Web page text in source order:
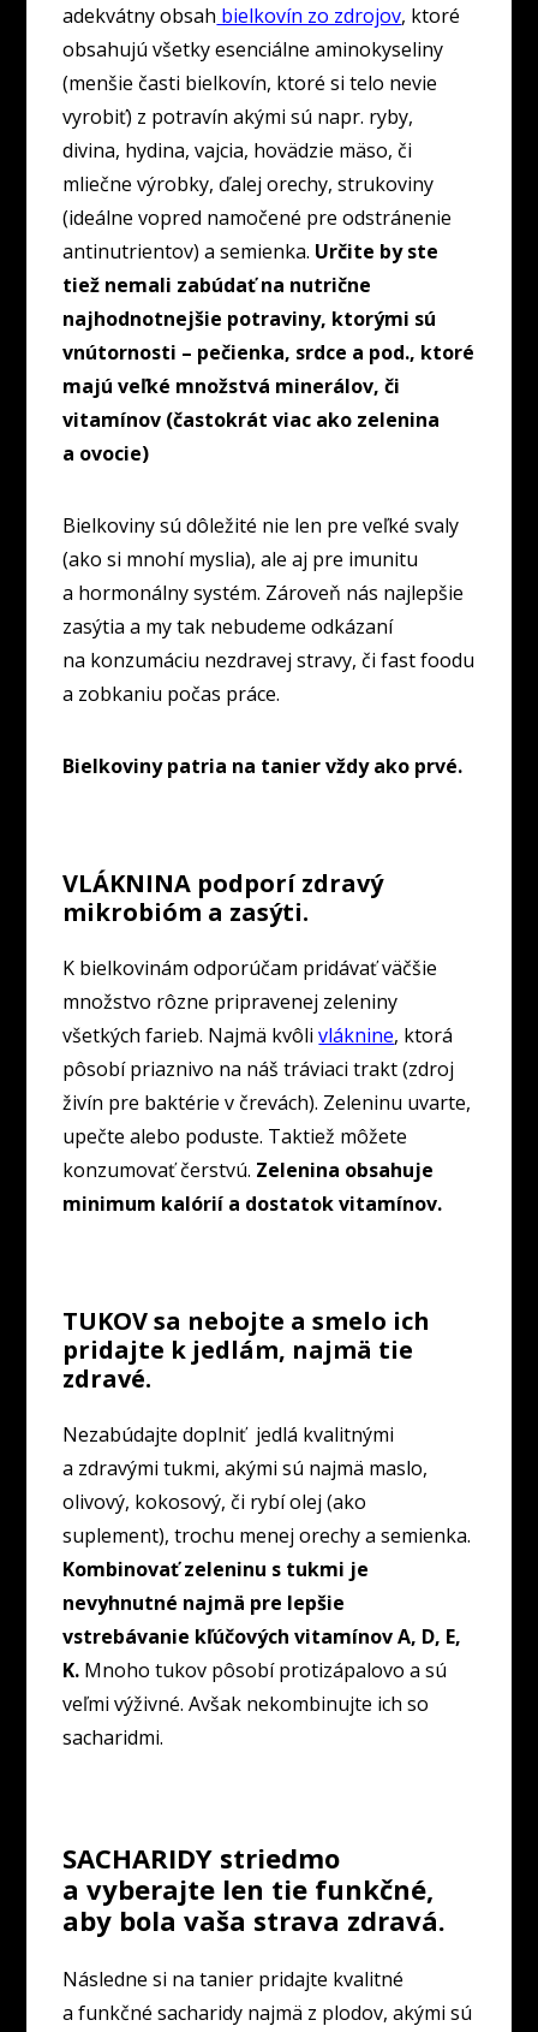
adekvátny obsah bielkovín zo zdrojov, ktoré
obsahujú všetky esenciálne aminokyseliny
(menšie časti bielkovín, ktoré si telo nevie
vyrobiť) z potravín akými sú napr. ryby,
divina, hydina, vajcia, hovädzie mäso, či
mliečne výrobky, ďalej orechy, strukoviny
(ideálne vopred namočené pre odstránenie
antinutrientov) a semienka. Určite by ste
tiež nemali zabúdať na nutrične
najhodnotnejšie potraviny, ktorými sú
vnútornosti – pečienka, srdce a pod., ktoré
majú veľké množstvá minerálov, či
vitamínov (častokrát viac ako zelenina
a ovocie)
Bielkoviny sú dôležité nie len pre veľké svaly
(ako si mnohí myslia), ale aj pre imunitu
a hormonálny systém. Zároveň nás najlepšie
zasýtia a my tak nebudeme odkázaní
na konzumáciu nezdravej stravy, či fast foodu
a zobkaniu počas práce.
Bielkoviny patria na tanier vždy ako prvé.
VLÁKNINA podporí zdravý
mikrobióm a zasýti.
K bielkovinám odporúčam pridávať väčšie
množstvo rôzne pripravenej zeleniny
všetkých farieb. Najmä kvôlivláknine, ktorá
pôsobí priaznivo na náš tráviaci trakt (zdroj
živín pre baktérie v črevách). Zeleninu uvarte,
upečte alebo poduste. Taktiež môžete
konzumovať čerstvú. Zelenina obsahuje
minimum kalórií a dostatok vitamínov.
TUKOV sa nebojte a smelo ich
pridajte k jedlám, najmä tie
zdravé.
Nezabúdajte doplniť jedlá kvalitnými
a zdravými tukmi, akými sú najmä maslo,
olivový, kokosový, či rybí olej (ako
suplement), trochu menej orechy a semienka.
Kombinovať zeleninu s tukmi je
nevyhnutné najmä pre lepšie
vstrebávanie kľúčových vitamínov A, D, E,
K. Mnoho tukov pôsobí protizápalovo a sú
veľmi výživné. Avšak nekombinujte ich so
sacharidmi.
SACHARIDY striedmo
a vyberajte len tie funkčné,
aby bola vaša strava zdravá.
Následne si na tanier pridajte kvalitné
a funkčné sacharidy najmä z plodov, akými sú